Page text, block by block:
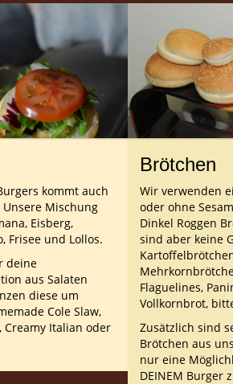
kommt auch
Mischung
Eisberg,
Frisee und Lollos.
deine
aus Salaten
diese um
Cole Slaw,
Creamy Italian oder
Brötchen
Wir verwenden
oder ohne
Dinkel Roggen
sind aber keine
Flaguelines,
Vollkornbrot,
Zusätzlich sind
Brötchen aus
nur eine
DEINEM Burger